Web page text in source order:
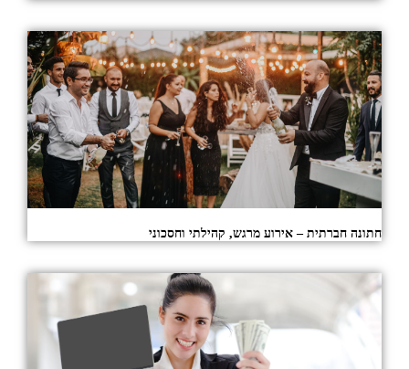
חתונה חברתית – אירוע מרגש, קהילתי וחסכוני